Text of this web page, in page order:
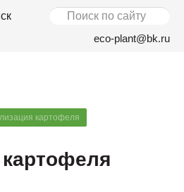
eco-plant@bk.ru
картофеля